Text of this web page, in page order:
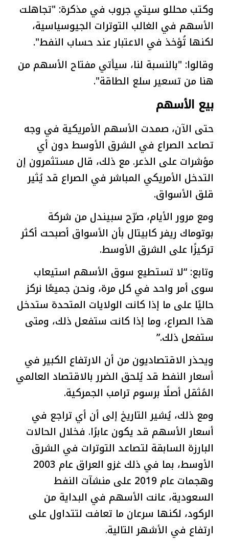
وكتب محللو سيتي جروب في مذكرة: "تجاهلت
الأسهم في الغالب التوترات الجيوسياسية،
لكنها تُؤخذ في الاعتبار عند حساب النفط".
وقالوا: "بالنسبة لنا، سيأتي مفتاح الأسهم من
هنا من تسعير سلع الطاقة".
بيع الأسهم
حتى الآن، صمدت الأسهم الأمريكية في وجه
تصاعد الصراع في الشرق الأوسط دون أي
مؤشرات على الذعر. مع ذلك، قال مستثمرون إن
التدخل الأمريكي المباشر في الصراع قد يُثير
قلق الأسواق.
ومع مرور الأيام، صرّح سبيندل من شركة
بوتوماك ريفر كابيتال بأن الأسواق أصبحت أكثر
تركيزًا على الشرق الأوسط.
وتابع: “لا تستطيع سوق الأسهم استيعاب
سوى أمر واحد في كل مرة، ونحن جميعًا نركز
حاليًا على ما إذا كانت الولايات المتحدة ستدخل
هذا الصراع، وما إذا كانت ستفعل ذلك، ومتى
ستفعل ذلك.”
ويحذر الاقتصاديون من أن الارتفاع الكبير في
أسعار النفط قد يُلحق الضرر بالاقتصاد العالمي
المُثقل أصلًا برسوم ترامب الجمركية.
ومع ذلك، يُشير التاريخ إلى أن أي تراجع في
أسعار الأسهم قد يكون عابرًا. فخلال الحالات
البارزة السابقة لتصاعد التوترات في الشرق
الأوسط، بما في ذلك غزو العراق عام 2003
وهجمات عام 2019 على منشآت النفط
السعودية، عانت الأسهم في البداية من
الركود، لكنها سرعان ما تعافت لتتداول على
ارتفاع في الأشهر التالية.